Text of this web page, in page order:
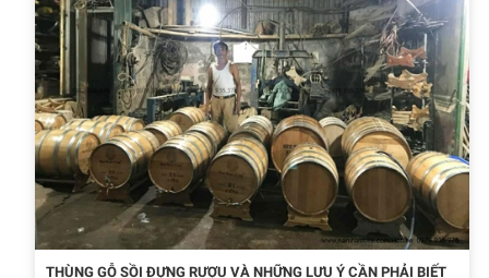
THÙNG GỖ SỒI ĐỰNG RƯỢU VÀ NHỮNG LƯU Ý CẦN PHẢI BIẾT